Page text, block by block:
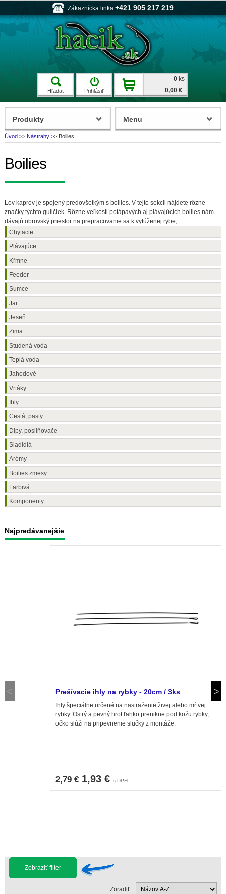
Zákaznícka linka +421 905 217 219
Hľadať Prihlásiť
0 ks
0,00 €
Úvod >> Nástrahy >> Boilies
Boilies
Lov kaprov je spojený predovšetkým s boilies. V tejto sekcii nájdete rôzne
značky týchto guličiek. Rôzne veľkosti potápavých aj plávajúcich boilies nám
dávajú obrovský priestor na prepracovanie sa k vytúženej rybe,
Chytacie
Plávajúce
Kŕmne
Feeder
Sumce
Jar
Jeseň
Zima
Studená voda
Teplá voda
Jahodové
Vrtáky
Ihly
Cestá, pasty
Dipy, posilňovače
Sladidlá
Arómy
Boilies zmesy
Farbivá
Komponenty
Najpredávanejšie
Prešívacie ihly na rybky - 20cm / 3ks
Ihly špeciálne určené na nastraženie živej alebo mŕtvej
rybky. Ostrý a pevný hrot ľahko prenikne pod kožu rybky,
očko slúži na pripevnenie slučky z montáže.
2,79 € 1,93 € s DPH
Zobraziť filter
Zoradiť:
Produkty Menu